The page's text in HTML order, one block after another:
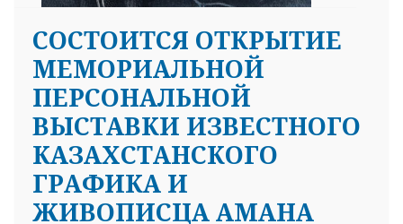
СОСТОИТСЯ ОТКРЫТИЕ
МЕМОРИАЛЬНОЙ
ПЕРСОНАЛЬНОЙ
ВЫСТАВКИ ИЗВЕСТНОГО
КАЗАХСТАНСКОГО
ГРАФИКА И
ЖИВОПИСЦА АМАНА